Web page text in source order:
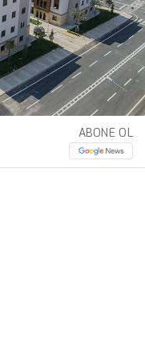
ABONE OL